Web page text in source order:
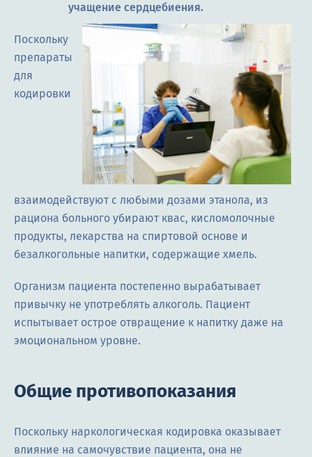
учащение сердцебиения.
Поскольку
препараты
для
кодировки
взаимодействуют с любыми дозами этанола, из
рациона больного убирают квас, кисломолочные
продукты, лекарства на спиртовой основе и
безалкогольные напитки, содержащие хмель.
Организм пациента постепенно вырабатывает
привычку не употреблять алкоголь. Пациент
испытывает острое отвращение к напитку даже на
эмоциональном уровне.
Общие противопоказания
Поскольку наркологическая кодировка оказывает
влияние на самочувствие пациента, она не